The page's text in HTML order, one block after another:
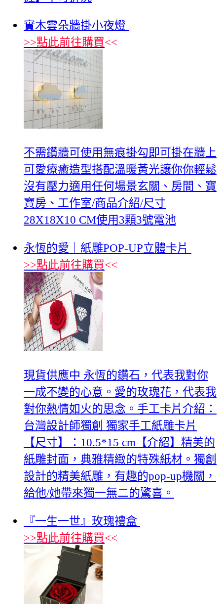
實木雲朵牆掛小夜燈
>>點此前往購買<<
不需鑽牆可使用無痕掛勾即可掛在牆上
可愛療癒造型搭配溫暖黃光讓你你輕鬆
沒有壓力適用任何場景玄關、房間、寶
寶房、工作室/商品介紹/尺寸
28X18X10 CM使用3顆3號電池
永恆的愛｜紙雕POP-UP立體卡片
>>點此前往購買<<
現貨供應中 永恆的鑽石，代表我對你
一成不變的心意。愛的玫瑰花，代表我
對你熱情如火的思念。手工卡片介紹：
台灣設計師獨創 獨家手工紙雕卡片
【尺寸】：10.5*15 cm【介紹】精美的
紙雕封面，典雅精緻的特殊紙材。獨創
設計的精美紙雕，有趣的pop-up機關，
給他/她帶來獨一無二的驚喜。
『一生一世』玫瑰禮盒
>>點此前往購買<<